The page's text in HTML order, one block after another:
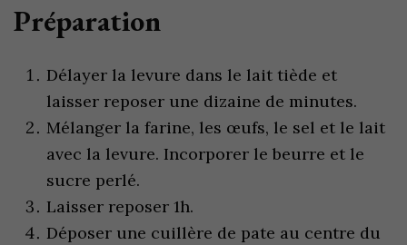
Préparation
Délayer la levure dans le lait tiède et
laisser reposer une dizaine de minutes.
Mélanger la farine, les œufs, le sel et le lait
avec la levure. Incorporer le beurre et le
sucre perlé.
Laisser reposer 1h.
Déposer une cuillère de pate au centre du